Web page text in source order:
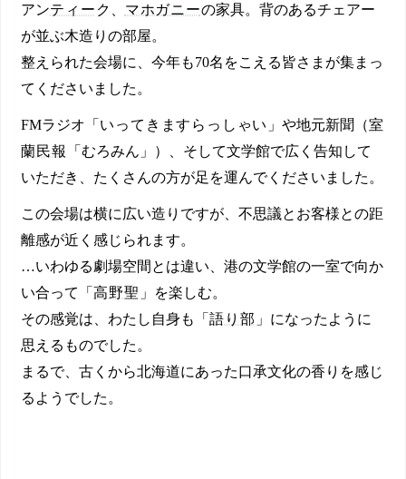
アンティー ク、 マホガニーの家具。背のあるチェアー
が並ぶ木造りの部屋。
整えられた会場に、今年も70名をこえる皆さまが集まっ
てくださいました。
FMラジオ「 いってきますらっしゃい 」や地元新聞（室
蘭民報
「むろみん」）、そして文学館で広く告知して
いただき、たくさんの方が足を運んでくださいました。
この会場は横に広い造りですが、不思議とお客様との距
離感が近く感じられます。
…いわゆる劇場空間とは違い、港の文学館の一室で向か
い合って「高野聖 」を楽しむ。
その感覚は、わたし自身も「語り部 」になったように
思えるものでした。
まるで、古くから北海道にあった口承文化の香りを感じ
るようでした。